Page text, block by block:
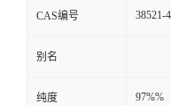
CAS编号 38521-
别名
纯度 97%%